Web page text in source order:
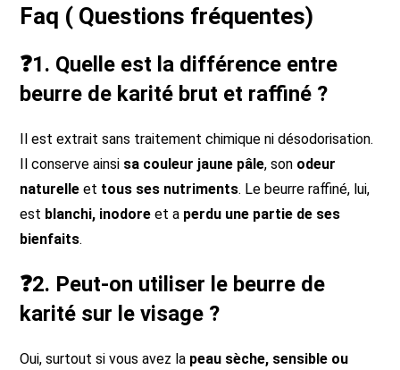
Faq ( Questions fréquentes)
❓1. Quelle est la différence entre
beurre de karité brut et raffiné ?
Il est extrait sans traitement chimique ni désodorisation.
Il conserve ainsi sa couleur jaune pâle, son odeur
naturelle et tous ses nutriments. Le beurre raffiné, lui,
est blanchi, inodore et a perdu une partie de ses
bienfaits.
❓2. Peut-on utiliser le beurre de
karité sur le visage ?
Oui, surtout si vous avez la peau sèche, sensible ou